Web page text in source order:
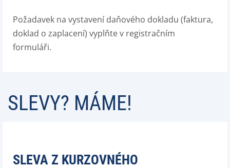
Požadavek na vystavení daňového dokladu (faktura,
doklad o zaplacení) vyplňte v registračním
formuláři.
SLEVY? MÁME!
SLEVA Z KURZOVNÉHO